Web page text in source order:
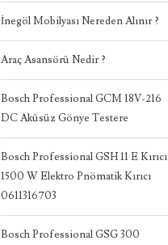
İnegöl Mobilyası Nereden Alınır ?
Araç Asansörü Nedir ?
Bosch Professional GCM 18V-216
DC Aküsüz Gönye Testere
Bosch Professional GSH 11 E Kırıcı
1500 W Elektro Pnömatik Kırıcı
0611316703
Bosch Professional GSG 300